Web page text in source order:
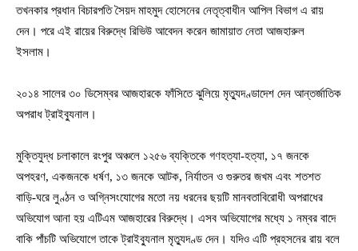
তখনকার প্রধান বিচারপতি সৈয়দ মাহমুদ হোসেনের নেতৃত্বাধীন আপিল বিভাগ এ রায়
দেন। পরে এই রায়ের বিরুদ্ধে রিভিউ আবেদন করেন জামায়াত নেতা আজহারুল
ইসলাম।
২০১৪ সালের ৩০ ডিসেম্বর আজহারকে ফাঁসিতে ঝুলিয়ে মৃত্যুদণ্ডাদেশ দেন আন্তর্জাতিক
অপরাধ ট্রাইব্যুনাল।
মুক্তিযুদ্ধ চলাকালে রংপুর অঞ্চলে ১২৫৬ ব্যক্তিকে গণহত্যা-হত্যা, ১৭ জনকে
অপহরণ, একজনকে ধর্ষণ, ১৩ জনকে আটক, নির্যাতন ও গুরুতর জখম এবং শতশত
বাড়ি-ঘরে লুণ্ঠন ও অগ্নিসংযোগের মতো নয় ধরনের ছয়টি মানবতাবিরোধী অপরাধের
অভিযোগ আনা হয় এটিএম আজহারের বিরুদ্ধে। এসব অভিযোগের মধ্যে ১ নম্বর বাদে
বাকি পাঁচটি অভিযোগে তাকে ট্রাইব্যুনাল মৃত্যুদণ্ড দেন। যদিও এটি প্রহসনের রায় বলে